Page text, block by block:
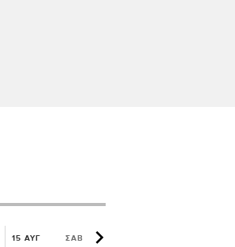
15 ΑΥΓ ΣΑΒ 16 ΑΥΓ